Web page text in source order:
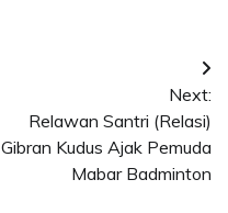
Next:
Relawan Santri (Relasi)
Gibran Kudus Ajak Pemuda
Mabar Badminton